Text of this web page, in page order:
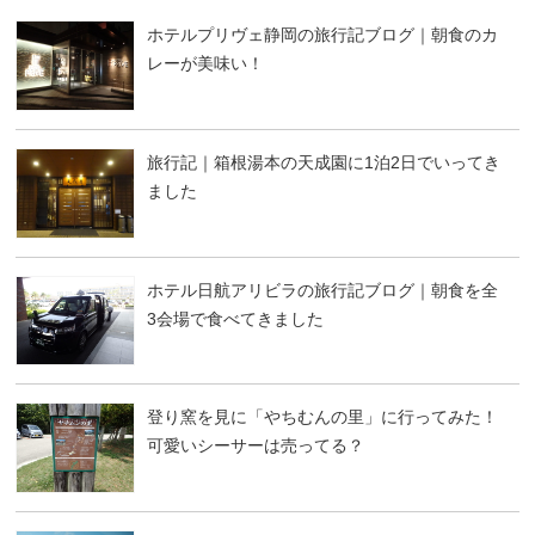
ホテルプリヴェ静岡の旅行記ブログ｜朝食のカ
レーが美味い！
旅行記｜箱根湯本の天成園に1泊2日でいってき
ました
ホテル日航アリビラの旅行記ブログ｜朝食を全
3会場で食べてきました
登り窯を見に「やちむんの里」に行ってみた！
可愛いシーサーは売ってる？